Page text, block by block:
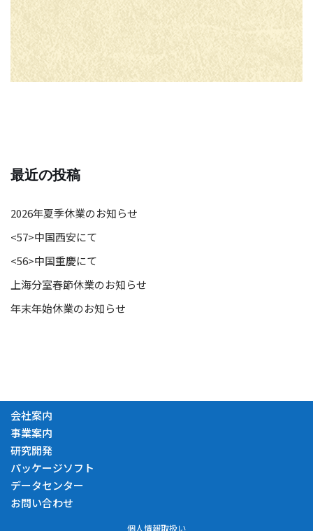
最近の投稿
2026年夏季休業のお知らせ
<57>中国西安にて
<56>中国重慶にて
上海分室春節休業のお知らせ
年末年始休業のお知らせ
会社案内
事業案内
研究開発
パッケージソフト
データセンター
お問い合わせ
個人情報取扱い